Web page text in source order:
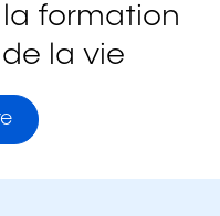
formation
la vie